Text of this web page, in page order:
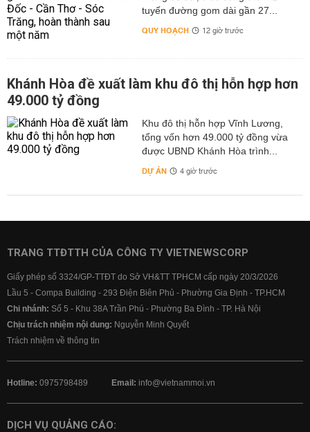
tuyến đường gom dài gần 27...
QUY HOẠCH 12 giờ trước
Khánh Hòa đề xuất làm khu đô thị hỗn hợp hơn
49.000 tỷ đồng
Khu đô thị hỗn hợp Vĩnh Lương,
tổng vốn hơn 49.000 tỷ đồng vừa
được UBND Khánh Hòa trình...
DỰ ÁN 4 giờ trước
TRANG TTĐTTH CỦA CÔNG TY VIETNEWSCORP
Giấy phép số 3324/GP-TTĐT do Sở VH&TT TPHCM cấp ngày 20/3/2026
Lầu 5 - Compa Building - 293 Điện Biên Phủ - Phường Gia Định - TP.HCM
Chi nhánh: Số 5 - Khu 38A Trần Phú - Phường Ba Đình - TP. Hà Nội
Chịu trách nhiệm nội dung: Nguyễn Minh Quyết
Trách nhiệm về thông tin
Hotline: 0975798489 Email: info@vietnammoi.vn
DỊCH VỤ QUẢNG CÁO: